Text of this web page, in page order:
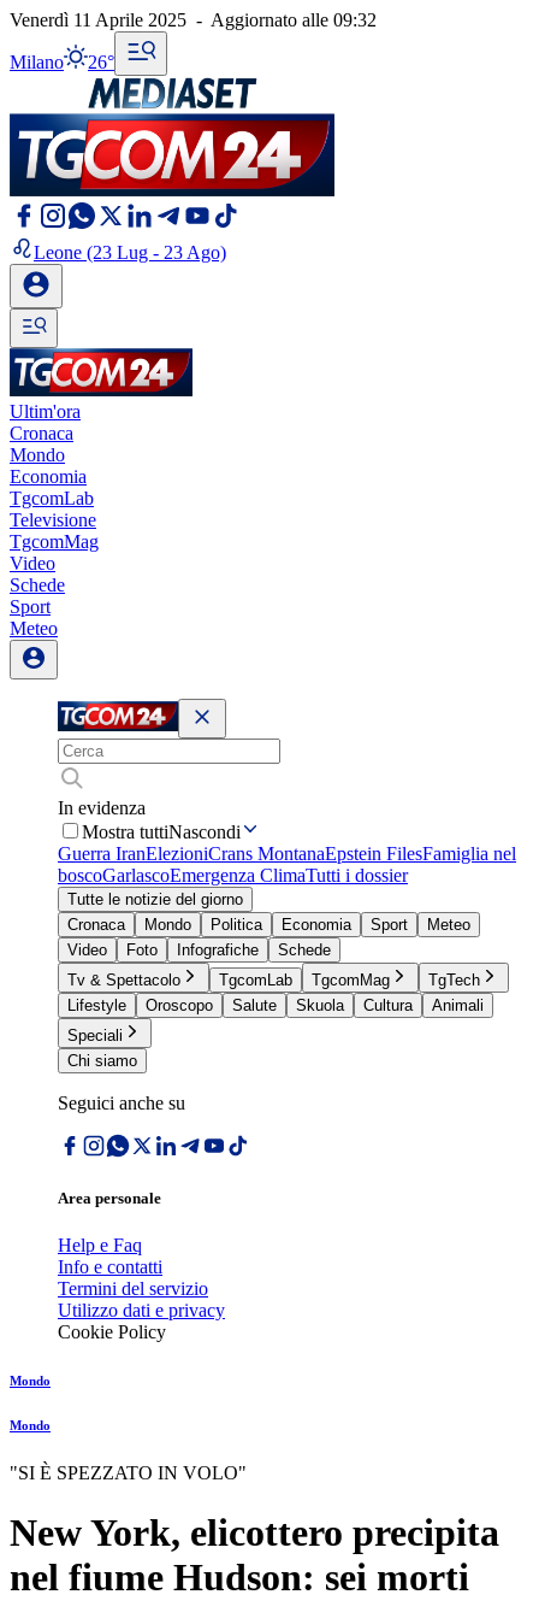
Venerdì 11 Aprile 2025 - Aggiornato alle 09:32
Milano 26°
Leone (23 Lug - 23 Ago)
Ultim'ora
Cronaca
Mondo
Economia
TgcomLab
Televisione
TgcomMag
Video
Schede
Sport
Meteo
In evidenza
Mostra tuttiNascondi
Guerra IranElezioniCrans MontanaEpstein FilesFamiglia nel
boscoGarlascoEmergenza ClimaTutti i dossier
Tutte le notizie del giorno
Cronaca
Mondo Politica Economia Sport
Meteo
Video
Foto Infografiche
Schede
Tv & Spettacolo
TgcomLab TgcomMag
TgTech
Lifestyle
Oroscopo Salute Skuola Cultura
Animali
Speciali
Chi siamo
Seguici anche su
Area personale
Help e Faq
Info e contatti
Termini del servizio
Utilizzo dati e privacy
Cookie Policy
Mondo
Mondo
"SI È SPEZZATO IN VOLO"
New York, elicottero precipita
nel fiume Hudson: sei morti